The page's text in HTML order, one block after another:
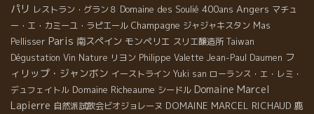
パリ レストラン・グラン８ Domaine des Soulié 400ans Angers マチュ
ー・エ・カミーユ・ラピエール Champagne ジャジャキスタン Mas
Pellisser Paris 南スペイン モンペリエ スリエ醸造所 Taiwan
Dégustation Vin Nature リヨン Philippe Valette Jean-Paul Daumen フ
ィリップ・ジャンボン イーストライン Yuki san ローランス・エ・レミ・
デュフェイトル Domaine Richeaume シードル Domaine Marcel
Lapierre 自然派試飲会ビオジョレーヌ DOMAINE MARCEL RICHAUD 鹿